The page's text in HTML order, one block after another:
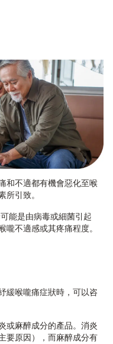
和不適都有機會惡化至喉
所引致。
能是由病毒或細菌引起
嚨不適感或其疼痛程度。
緩喉嚨痛症狀時，可以咨
或麻醉成分的產品。消炎
要原因），而麻醉成分有